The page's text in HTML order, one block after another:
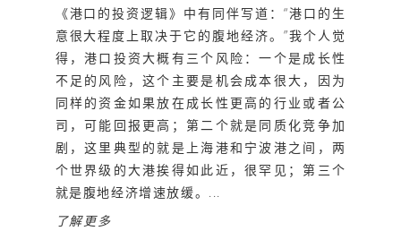
《港口的投资逻辑》中有同伴写道：“港口的生
意很大程度上取决于它的腹地经济。”我个人觉
得，港口投资大概有三个风险：一个是成长性
不足的风险，这个主要是机会成本很大，因为
同样的资金如果放在成长性更高的行业或者公
司，可能回报更高；第二个就是同质化竞争加
剧，这里典型的就是上海港和宁波港之间，两
个世界级的大港挨得如此近，很罕见；第三个
就是腹地经济增速放缓。...
了解更多